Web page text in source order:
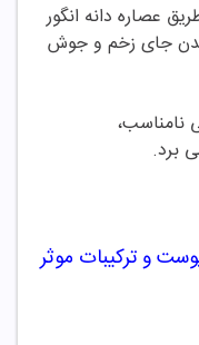
عصاره دانه انگور
جای زخم و جوش
نامناسب،
برد.
و ترکیبات موثر